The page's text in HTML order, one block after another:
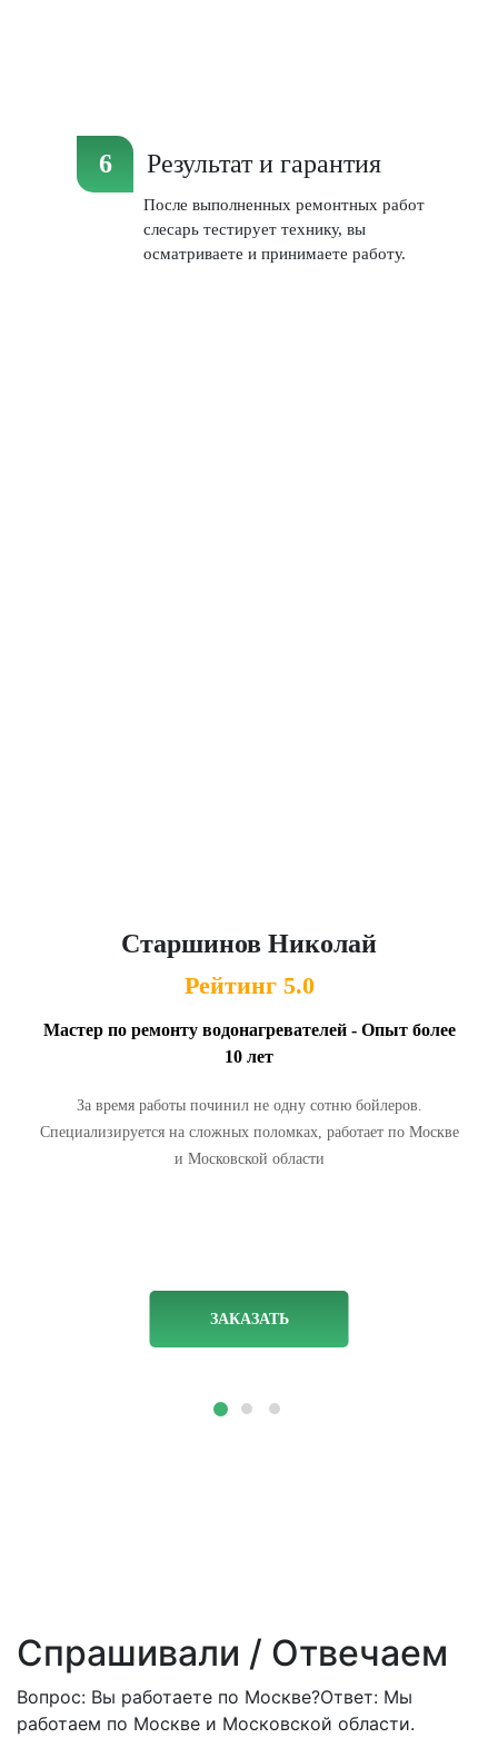
Результат и гарантия
После выполненных ремонтных работ
слесарь тестирует технику, вы
осматриваете и принимаете работу.
Старшинов Николай
Рейтинг 5.0
Мастер по ремонту водонагревателей - Опыт более
10 лет
За время работы починил не одну сотню бойлеров.
Специализируется на сложных поломках, работает по Москве
и Московской области
ЗАКАЗАТЬ
Спрашивали / Отвечаем
Вопрос: Вы работаете по Москве?Ответ: Мы
работаем по Москве и Московской области.